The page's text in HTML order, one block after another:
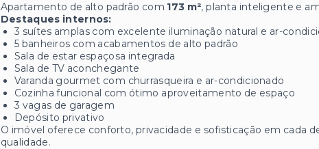
Apartamento de alto padrão com 173 m², planta inteligente e
Destaques internos:
3 suítes amplas com excelente iluminação natural e ar-
5 banheiros com acabamentos de alto padrão
Sala de estar espaçosa integrada
Sala de TV aconchegante
Varanda gourmet com churrasqueira e ar-condicionado
Cozinha funcional com ótimo aproveitamento de espaço
3 vagas de garagem
Depósito privativo
O imóvel oferece conforto, privacidade e sofisticação em cada
qualidade.